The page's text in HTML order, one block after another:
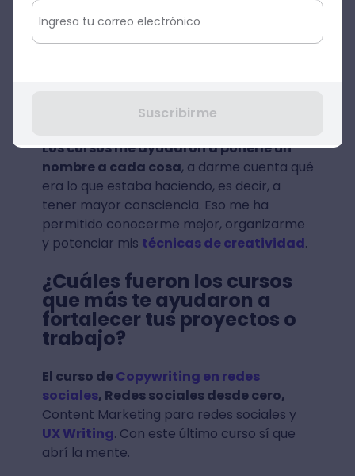
Hay habilidades que creo que estaban,
sabía, solo debía darle énfasis”.
Los cursos me ayudaron a ponerle un
nombre a cada cosa, a darme cuenta qué
era lo que estaba haciendo, es decir, a
tener mayor consciencia. Eso me ha
permitido conocerme mejor, organizarme
y potenciar mis técnicas de creatividad.
¿Cuáles fueron los cursos
que más te ayudaron a
fortalecer tus proyectos o
trabajo?
El curso deCopywriting en redes
sociales, Redes sociales desde cero,
Content Marketing para redes sociales y
UX Writing. Con este último curso sí que
abrí la mente.
Suscribirme